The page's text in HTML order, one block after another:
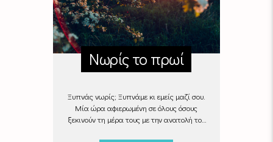
Νωρίς το πρωί
Ξυπνάς νωρίς; Ξυπνάμε κι εμείς μαζί σου.
Μία ώρα αφιερωμένη σε όλους όσους
ξεκινούν τη μέρα τους με την ανατολή του